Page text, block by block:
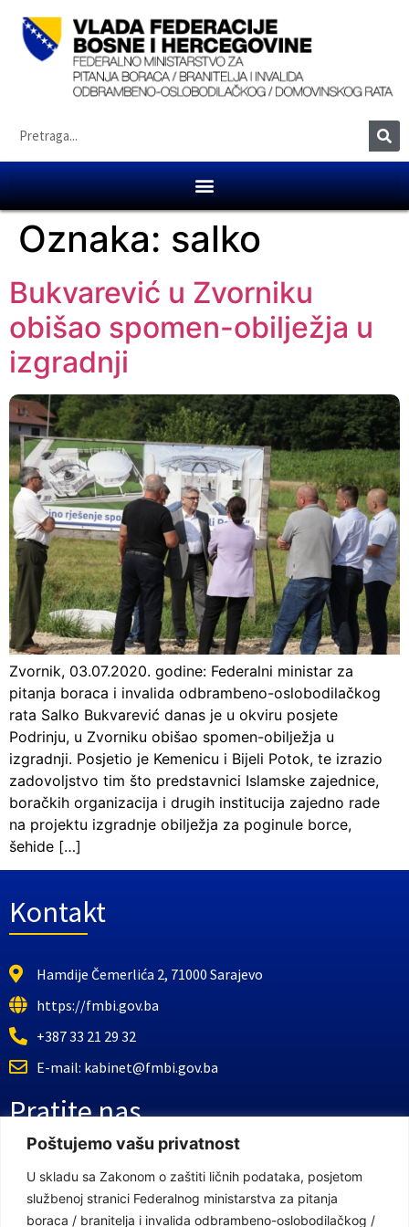
Poštujemo vašu privatnost
U skladu sa Zakonom o zaštiti ličnih podataka, posjetom
službenoj stranici Federalnog ministarstva za pitanja
boraca / branitelja i invalida odbrambeno-oslobodilačkog /
Oznaka: salko
Bukvarević u Zvorniku
obišao spomen-obilježja u
izgradnji
Zvornik, 03.07.2020. godine: Federalni ministar za
pitanja boraca i invalida odbrambeno-oslobodilačkog
rata Salko Bukvarević danas je u okviru posjete
Podrinju, u Zvorniku obišao spomen-obilježja u
izgradnji. Posjetio je Kemenicu i Bijeli Potok, te izrazio
zadovoljstvo tim što predstavnici Islamske zajednice,
boračkih organizacija i drugih institucija zajedno rade
na projektu izgradnje obilježja za poginule borce,
šehide […]
Kontakt
Hamdije Čemerlića 2, 71000 Sarajevo
https://fmbi.gov.ba
+387 33 21 29 32
E-mail: kabinet@fmbi.gov.ba
Pratite nas
Facebook Stranica
Youtube Kanal